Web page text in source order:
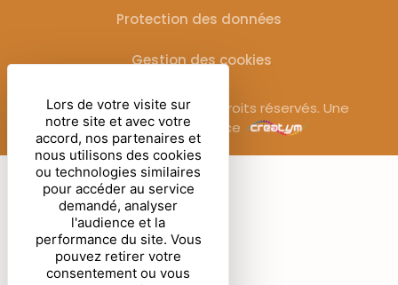
Protection des données
Gestion des cookies
© Sublimora – 2025. Tous droits réservés. Une
réalisation de l’agence
Lors de votre visite sur
notre site et avec votre
accord, nos partenaires et
nous utilisons des cookies
ou technologies similaires
pour accéder au service
demandé, analyser
l'audience et la
performance du site. Vous
pouvez retirer votre
consentement ou vous